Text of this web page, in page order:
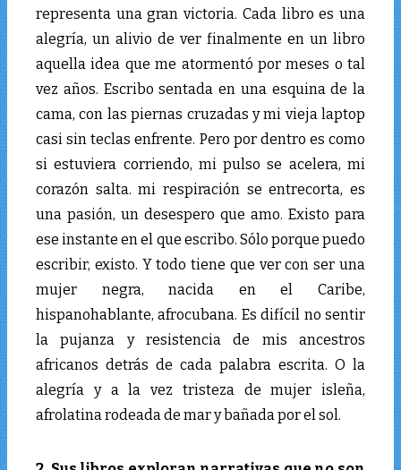
representa una gran victoria. Cada libro es una
alegría, un alivio de ver finalmente en un libro
aquella idea que me atormentó por meses o tal
vez años. Escribo sentada en una esquina de la
cama, con las piernas cruzadas y mi vieja laptop
casi sin teclas enfrente. Pero por dentro es como
si estuviera corriendo, mi pulso se acelera, mi
corazón salta. mi respiración se entrecorta, es
una pasión, un desespero que amo. Existo para
ese instante en el que escribo. Sólo porque puedo
escribir, existo. Y todo tiene que ver con ser una
mujer negra, nacida en el Caribe,
hispanohablante, afrocubana. Es difícil no sentir
la pujanza y resistencia de mis ancestros
africanos detrás de cada palabra escrita. O la
alegría y a la vez tristeza de mujer isleña,
afrolatina rodeada de mar y bañada por el sol.